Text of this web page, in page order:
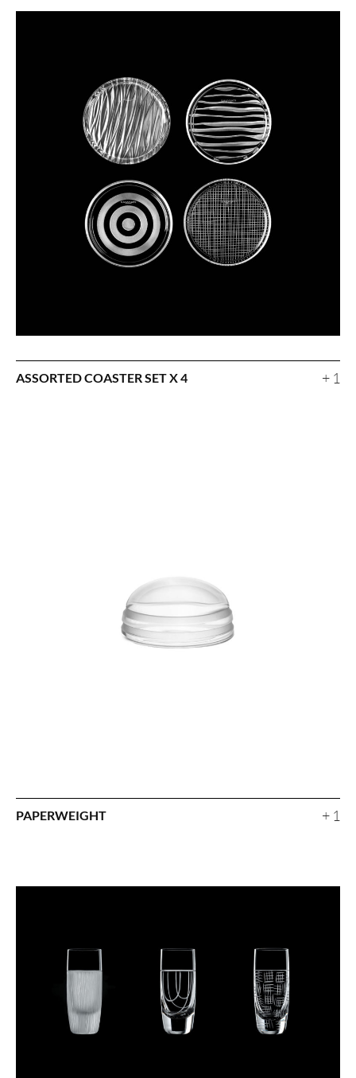
ASSORTED COASTER SET X 4 + 1
PAPERWEIGHT + 1